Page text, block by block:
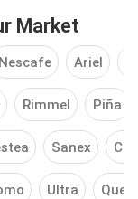
Market
Nescafe Ariel
Rimmel Piña
Sanex
Ultra